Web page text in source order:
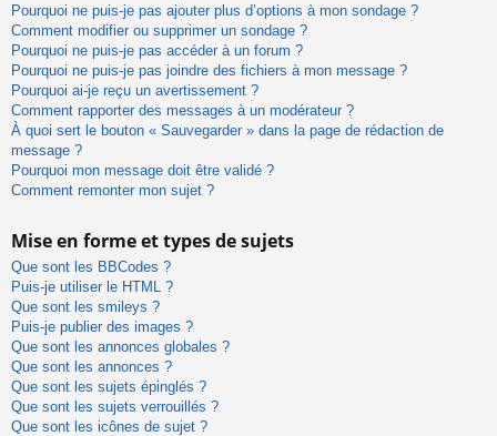
Pourquoi ne puis-je pas ajouter plus d’options à mon sondage ?
Comment modifier ou supprimer un sondage ?
Pourquoi ne puis-je pas accéder à un forum ?
Pourquoi ne puis-je pas joindre des fichiers à mon message ?
Pourquoi ai-je reçu un avertissement ?
Comment rapporter des messages à un modérateur ?
À quoi sert le bouton « Sauvegarder » dans la page de rédaction de
message ?
Pourquoi mon message doit être validé ?
Comment remonter mon sujet ?
Mise en forme et types de sujets
Que sont les BBCodes ?
Puis-je utiliser le HTML ?
Que sont les smileys ?
Puis-je publier des images ?
Que sont les annonces globales ?
Que sont les annonces ?
Que sont les sujets épinglés ?
Que sont les sujets verrouillés ?
Que sont les icônes de sujet ?